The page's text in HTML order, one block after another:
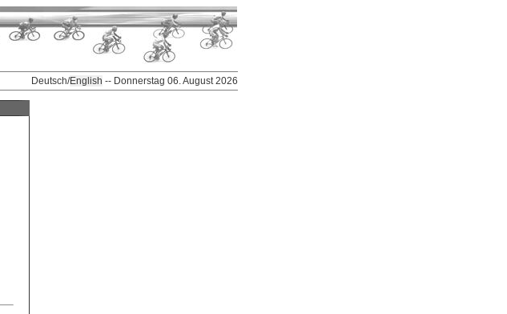
Deutsch/English -- Donnerstag 06. August 2026